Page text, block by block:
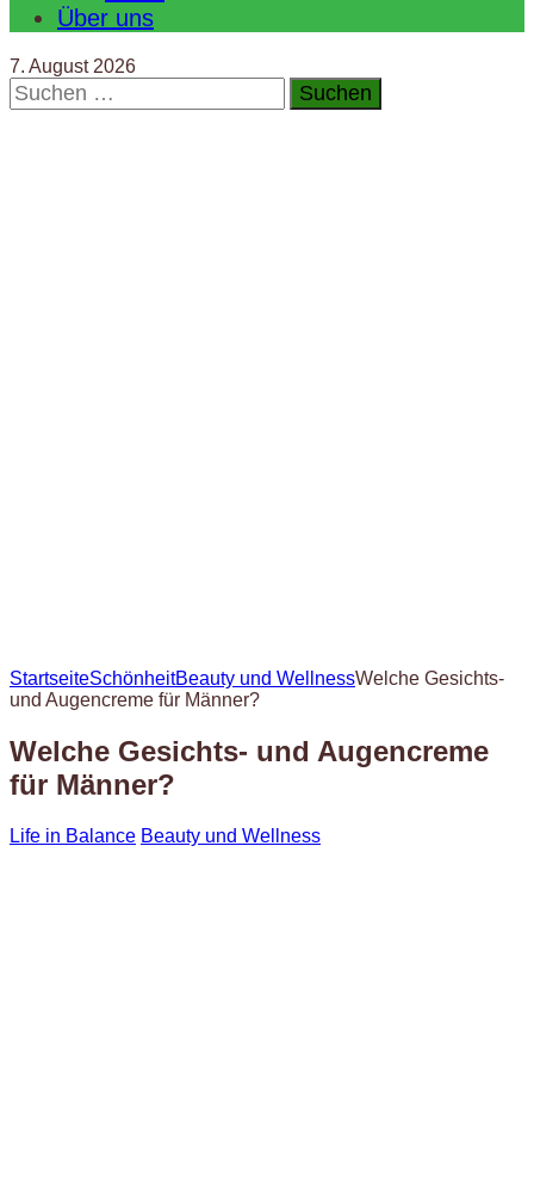
Über uns
7. August 2026
Suchen
nach:
StartseiteSchönheitBeauty und WellnessWelche Gesichts-
und Augencreme für Männer?
Welche Gesichts- und Augencreme
für Männer?
Life in Balance Beauty und Wellness